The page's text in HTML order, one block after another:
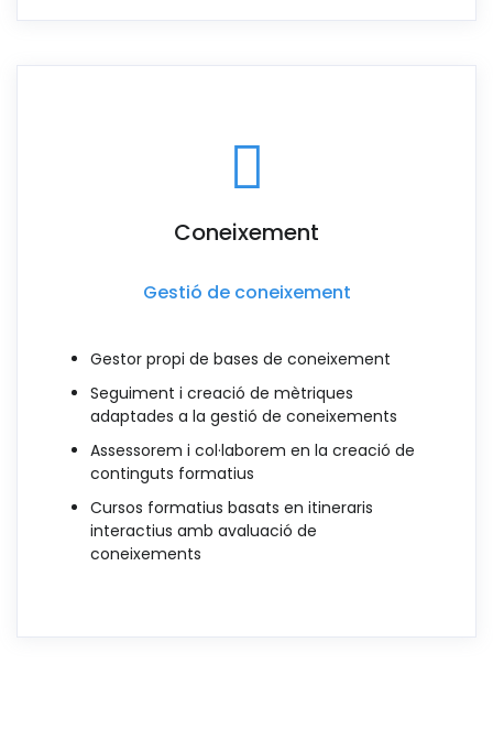
Coneixement
Gestió de coneixement
Gestor propi de bases de coneixement
Seguiment i creació de mètriques
adaptades a la gestió de coneixements
Assessorem i col·laborem en la creació de
continguts formatius
Cursos formatius basats en itineraris
interactius amb avaluació de
coneixements